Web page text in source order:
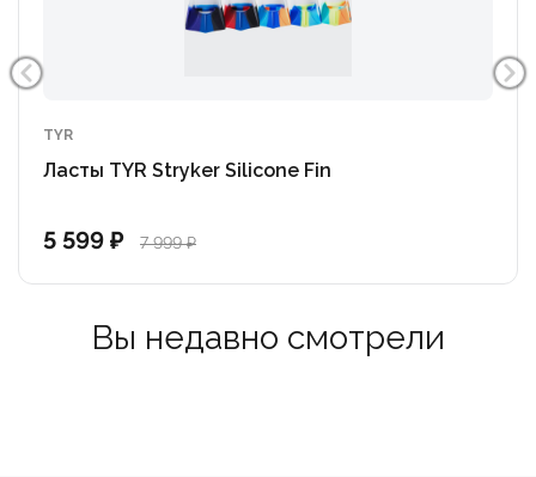
TYR
Ласты TYR Stryker Silicone Fin
5 599 ₽ 7 999 ₽
Вы недавно смотрели